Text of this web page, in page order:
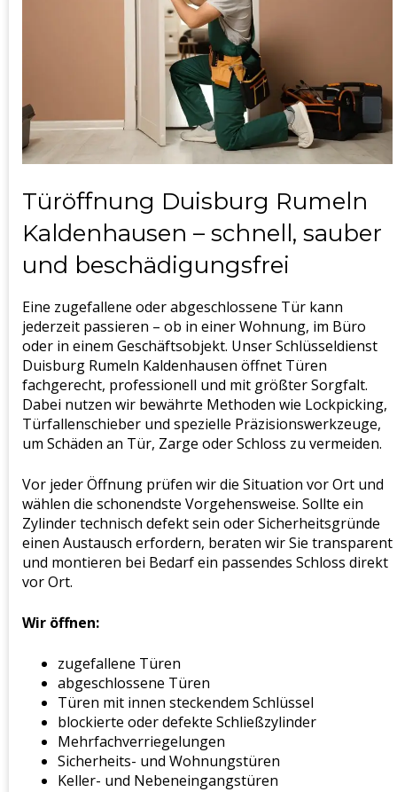
Türöffnung Duisburg Rumeln
Kaldenhausen – schnell, sauber
und beschädigungsfrei
Eine zugefallene oder abgeschlossene Tür kann
jederzeit passieren – ob in einer Wohnung, im Büro
oder in einem Geschäftsobjekt. Unser Schlüsseldienst
Duisburg Rumeln Kaldenhausen öffnet Türen
fachgerecht, professionell und mit größter Sorgfalt.
Dabei nutzen wir bewährte Methoden wie Lockpicking,
Türfallenschieber und spezielle Präzisionswerkzeuge,
um Schäden an Tür, Zarge oder Schloss zu vermeiden.
Vor jeder Öffnung prüfen wir die Situation vor Ort und
wählen die schonendste Vorgehensweise. Sollte ein
Zylinder technisch defekt sein oder Sicherheitsgründe
einen Austausch erfordern, beraten wir Sie transparent
und montieren bei Bedarf ein passendes Schloss direkt
vor Ort.
Wir öffnen:
zugefallene Türen
abgeschlossene Türen
Türen mit innen steckendem Schlüssel
blockierte oder defekte Schließzylinder
Mehrfachverriegelungen
Sicherheits- und Wohnungstüren
Keller- und Nebeneingangstüren